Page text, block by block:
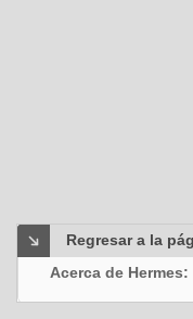
Regresar a la
Acerca de Hermes: